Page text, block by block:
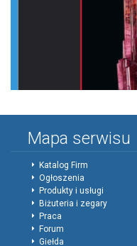
Mapa serwisu
Katalog Firm
Ogłoszenia
Produkty i usługi
Biżuteria i zegary
Praca
Forum
Giełda